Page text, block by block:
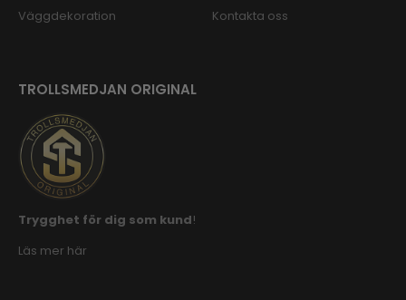
Väggdekoration
Kontakta oss
TROLLSMEDJAN ORIGINAL
Trygghet för dig som kund!
Läs mer här